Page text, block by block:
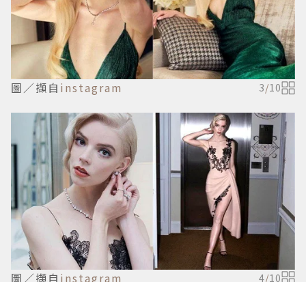
圖／擷自 instagram 3/10
圖／擷自 instagram 4/10